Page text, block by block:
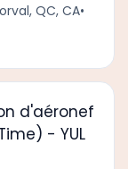
QC, CA•
d'aéronef
- YUL